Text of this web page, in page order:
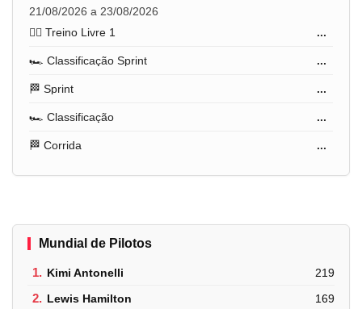
21/08/2026 a 23/08/2026
🏋️‍♂️ Treino Livre 1
...
🏎️ Classificação Sprint ...
🏁 Sprint ...
🏎️ Classificação ...
🏁 Corrida ...
Mundial de Pilotos
1. Kimi Antonelli 219
2. Lewis Hamilton 169